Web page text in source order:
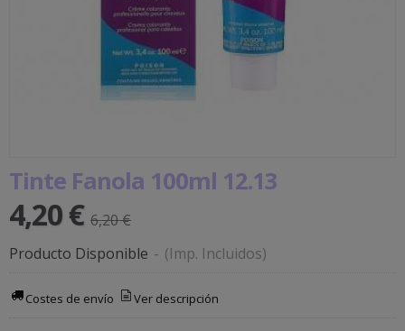
Tinte Fanola 100ml 12.13
4,20 € 6,20 €
Producto Disponible - (Imp. Incluidos)
Costes de envío Ver descripción